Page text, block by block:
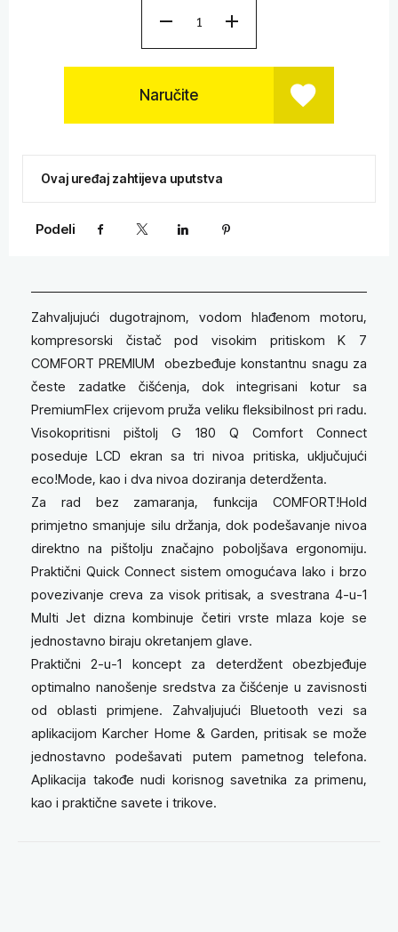
Naručite
Ovaj uređaj zahtijeva uputstva
Podeli Facebook LinkedIn
Zahvaljujući dugotrajnom, vodom hlađenom motoru,
kompresorski čistač pod visokim pritiskom K 7
COMFORT PREMIUM obezbeđuje konstantnu snagu za
česte zadatke čišćenja, dok integrisani kotur sa
PremiumFlex crijevom pruža veliku fleksibilnost pri radu.
Visokopritisni pištolj G 180 Q Comfort Connect
poseduje LCD ekran sa tri nivoa pritiska, uključujući
eco!Mode, kao i dva nivoa doziranja deterdženta.
Za rad bez zamaranja, funkcija COMFORT!Hold
primjetno smanjuje silu držanja, dok podešavanje nivoa
direktno na pištolju značajno poboljšava ergonomiju.
Praktični Quick Connect sistem omogućava lako i brzo
povezivanje creva za visok pritisak, a svestrana 4-u-1
Multi Jet dizna kombinuje četiri vrste mlaza koje se
jednostavno biraju okretanjem glave.
Praktični 2-u-1 koncept za deterdžent obezbjeđuje
optimalno nanošenje sredstva za čišćenje u zavisnosti
od oblasti primjene. Zahvaljujući Bluetooth vezi sa
aplikacijom Karcher Home & Garden, pritisak se može
jednostavno podešavati putem pametnog telefona.
Aplikacija takođe nudi korisnog savetnika za primenu,
kao i praktične savete i trikove.